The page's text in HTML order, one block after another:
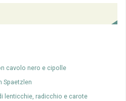
cavolo nero e cipolle
Spaetzlen
lenticchie, radicchio e carote